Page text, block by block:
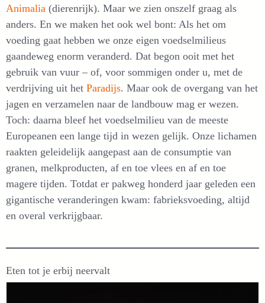
Animalia (dierenrijk). Maar we zien onszelf graag als
anders. En we maken het ook wel bont: Als het om
voeding gaat hebben we onze eigen voedselmilieus
gaandeweg enorm veranderd. Dat begon ooit met het
gebruik van vuur – of, voor sommigen onder u, met de
verdrijving uit het Paradijs. Maar ook de overgang van het
jagen en verzamelen naar de landbouw mag er wezen.
Toch: daarna bleef het voedselmilieu van de meeste
Europeanen een lange tijd in wezen gelijk. Onze lichamen
raakten geleidelijk aangepast aan de consumptie van
granen, melkproducten, af en toe vlees en af en toe
magere tijden. Totdat er pakweg honderd jaar geleden een
gigantische veranderingen kwam: fabrieksvoeding, altijd
en overal verkrijgbaar.
Eten tot je erbij neervalt